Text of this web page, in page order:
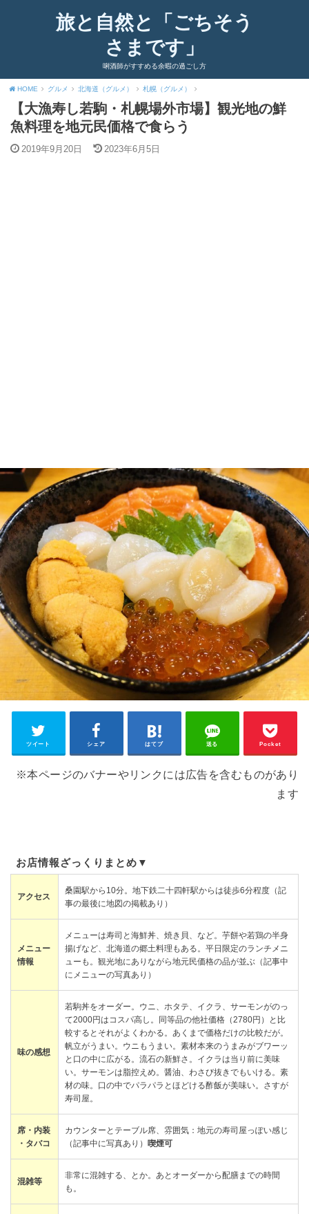
旅と自然と「ごちそう
さまです」
唎酒師がすすめる余暇の過ごし方
HOME グルメ 北海道（グルメ） 札幌（グルメ）
【大漁寿し若駒・札幌場外市場】観光地の鮮
魚料理を地元民価格で食らう
2019年9月20日 2023年6月5日
ツイート シェア はてブ 送る Pocket
※本ページのバナーやリンクには広告を含むものがあり
ます
お店情報ざっくりまとめ▼
アクセス
桑園駅から10分。地下鉄二十四軒駅からは徒歩6分程度（記
事の最後に地図の掲載あり）
メニュー
情報
メニューは寿司と海鮮丼、焼き貝、など。芋餅や若鶏の半身
揚げなど、北海道の郷土料理もある。平日限定のランチメニ
ューも。観光地にありながら地元民価格の品が並ぶ（記事中
にメニューの写真あり）
味の感想
若駒丼をオーダー。ウニ、ホタテ、イクラ、サーモンがのっ
て2000円はコスパ高し。同等品の他社価格（2780円）と比
較するとそれがよくわかる。あくまで価格だけの比較だが。
帆立がうまい。ウニもうまい。素材本来のうまみがブワーッ
と口の中に広がる。流石の新鮮さ。イクラは当り前に美味
い。サーモンは脂控えめ。醤油、わさび抜きでもいける。素
材の味。口の中でパラパラとほどける酢飯が美味い。さすが
寿司屋。
席・内装
・タバコ
カウンターとテーブル席、雰囲気：地元の寿司屋っぽい感じ
（記事中に写真あり）喫煙可
混雑等
非常に混雑する、とか。あとオーダーから配膳までの時間
も。